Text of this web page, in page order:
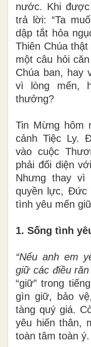
nước. Khi
trả lời: “Ta
dập tắt hỏa
Thiên Chúa
một câu hỏi
Chúa ban, hay
vì lòng mến,
thưởng?
Tin Mừng hôm
cảnh Tiệc Ly.
vào cuộc
phải đối diện
Nhưng thay vì
quyền lực, Đức
tình yêu mến
1. Sống tình
“Nếu anh em
giữ các điều răn
“giữ” trong
gìn giữ, bảo
tàng quý giá.
yêu hiến thân,
toàn tâm toàn ý.